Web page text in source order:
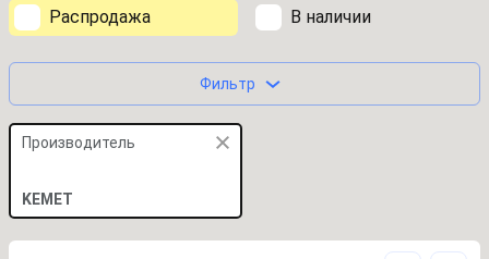
Распродажа В наличии
Фильтр
Производитель
KEMET